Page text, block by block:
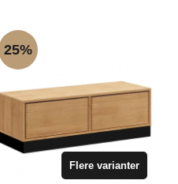
25%
Flere varianter